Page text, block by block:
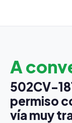
A
502CV-
permiso
vía muy